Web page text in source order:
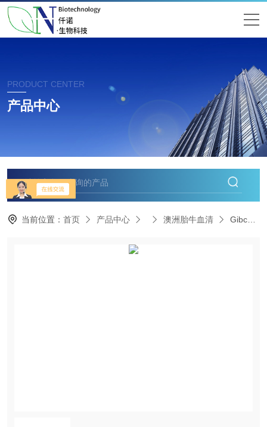
PRODUCT CENTER
产品中心
当前位置： 首页 产品中心 澳洲胎牛血清 Gibco胎牛血清10270-106杭州现货价格优势